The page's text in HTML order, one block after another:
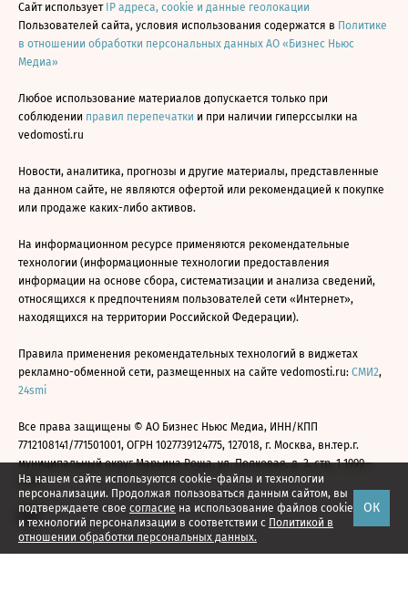
На нашем сайте используются cookie-файлы и технологии
персонализации. Продолжая пользоваться данным сайтом, вы
подтверждаете свое согласие на использование файлов cookie
и технологий персонализации в соответствии с Политикой в
отношении обработки персональных данных.
ОК
Сайт использует IP адреса, cookie и данные геолокации
Пользователей сайта, условия использования содержатся в Политике
в отношении обработки персональных данных АО «Бизнес Ньюс
Медиа»
Любое использование материалов допускается только при
соблюдении правил перепечатки и при наличии гиперссылки на
vedomosti.ru
Новости, аналитика, прогнозы и другие материалы, представленные
на данном сайте, не являются офертой или рекомендацией к покупке
или продаже каких-либо активов.
На информационном ресурсе применяются рекомендательные
технологии (информационные технологии предоставления
информации на основе сбора, систематизации и анализа сведений,
относящихся к предпочтениям пользователей сети «Интернет»,
находящихся на территории Российской Федерации).
Правила применения рекомендательных технологий в виджетах
рекламно-обменной сети, размещенных на сайте vedomosti.ru: СМИ2,
24smi
Все права защищены © АО Бизнес Ньюс Медиа, ИНН/КПП
7712108141/771501001, ОГРН 1027739124775, 127018, г. Москва, вн.тер.г.
муниципальный округ Марьина Роща, ул. Полковая, д. 3, стр. 1 1999—
2026